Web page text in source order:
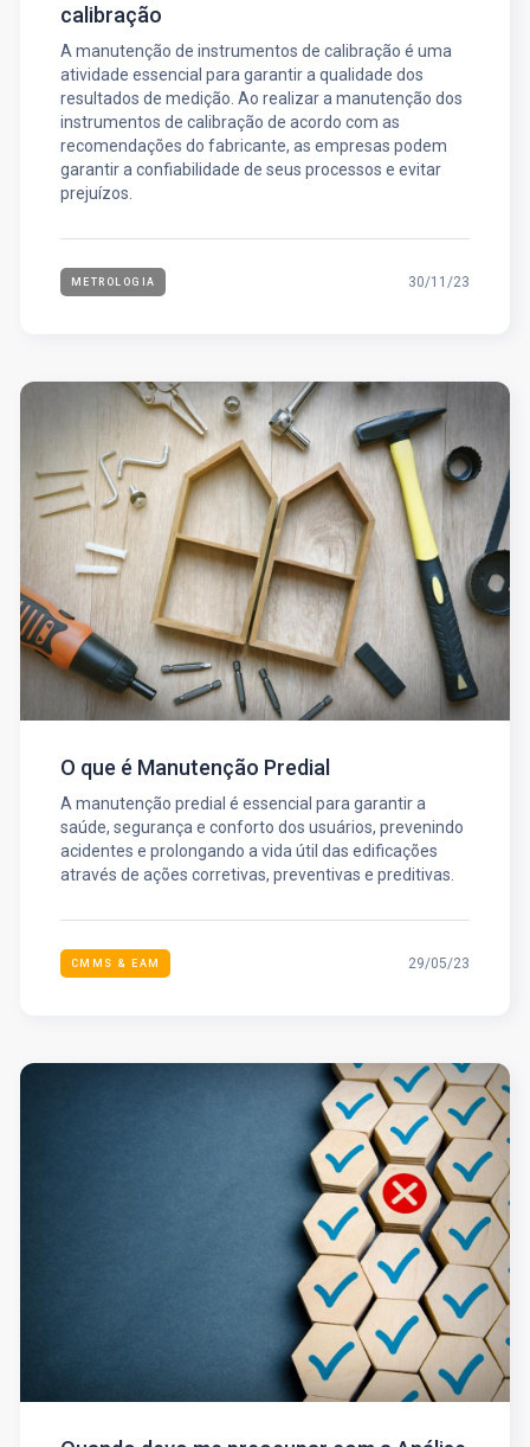
calibração
A manutenção de instrumentos de calibração é uma
atividade essencial para garantir a qualidade dos
resultados de medição. Ao realizar a manutenção dos
instrumentos de calibração de acordo com as
recomendações do fabricante, as empresas podem
garantir a confiabilidade de seus processos e evitar
prejuízos.
METROLOGIA 30/11/23
O que é Manutenção Predial
A manutenção predial é essencial para garantir a
saúde, segurança e conforto dos usuários, prevenindo
acidentes e prolongando a vida útil das edificações
através de ações corretivas, preventivas e preditivas.
CMMS & EAM 29/05/23